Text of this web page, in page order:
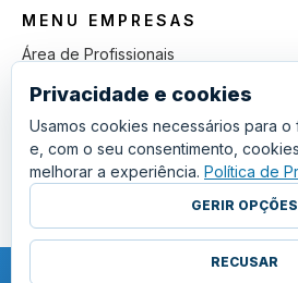
MENU EMPRESAS
Área de Profissionais
Como Funciona
Lista de Pedidos em Aberto
Como Ganhar mais Obras
Perguntas Frequentes
Privacidade e cookies
Usamos cookies necessários para o
e, com o seu consentimento,
melhorar a experiência. Política de
GERIR OPÇÕES
RECUSAR